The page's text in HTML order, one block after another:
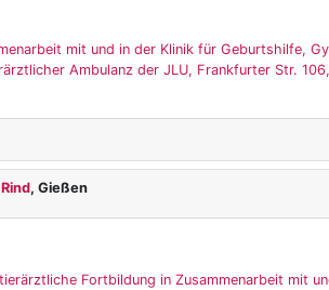
mit und in der Klinik für Geburtshilfe,
Ambulanz der JLU, Frankfurter Str.
, Gießen
Fortbildung in Zusammenarbeit mit